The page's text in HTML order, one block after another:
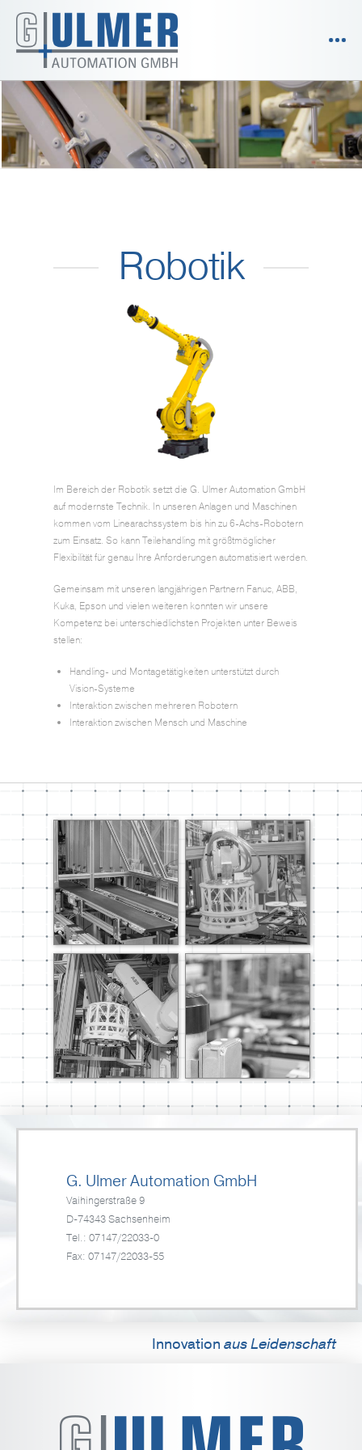
Robotik
Im Bereich der Robotik setzt die G. Ulmer Automation GmbH
auf modernste Technik. In unseren Anlagen und Maschinen
kommen vom Linearachssystem bis hin zu 6-Achs-Robotern
zum Einsatz. So kann Teilehandling mit größtmöglicher
Flexibilität für genau Ihre Anforderungen automatisiert werden.
Gemeinsam mit unseren langjährigen Partnern Fanuc, ABB,
Kuka, Epson und vielen weiteren konnten wir unsere
Kompetenz bei unterschiedlichsten Projekten unter Beweis
stellen:
Handling- und Montagetätigkeiten unterstützt durch
Vision-Systeme
Interaktion zwischen mehreren Robotern
Interaktion zwischen Mensch und Maschine
G. Ulmer Automation GmbH
Vaihingerstraße 9
D-74343 Sachsenheim
Tel.: 07147/22033-0
Fax: 07147/22033-55
Innovation aus Leidenschaft